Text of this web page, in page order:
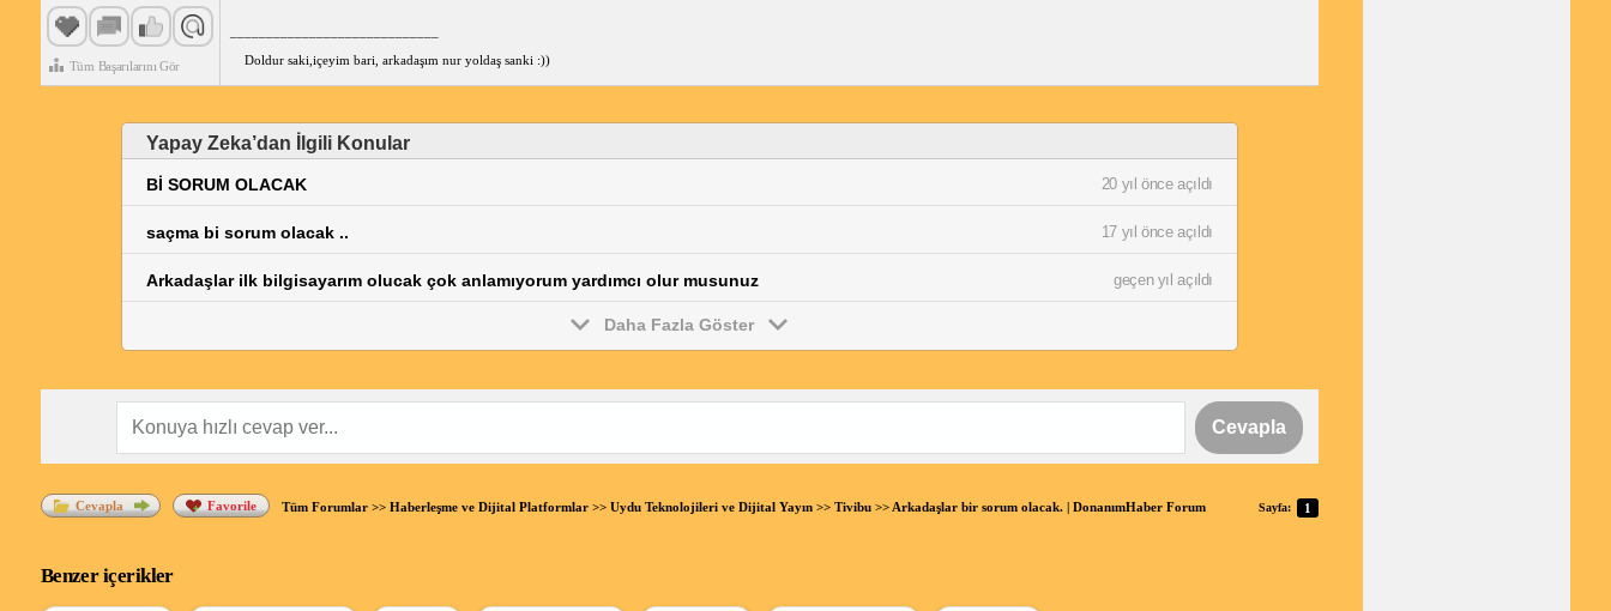
Tüm Başarılarını Gör
Doldur saki,içeyim bari, arkadaşım nur yoldaş sanki :))
Yapay Zeka’dan İlgili Konular
Bİ SORUM OLACAK 20 yıl önce açıldı
saçma bi sorum olacak .. 17 yıl önce açıldı
Arkadaşlar ilk bilgisayarım olucak çok anlamıyorum yardımcı olur musunuz geçen yıl açıldı
Daha Fazla Göster
Cevapla
Sayfa: 1
Cevapla Favorile Tüm Forumlar>> Haberleşme ve Dijital Platformlar>> Uydu Teknolojileri ve Dijital Yayın>> Tivibu>> Arkadaşlar bir sorum olacak. | DonanımHaber Forum
Benzer içerikler